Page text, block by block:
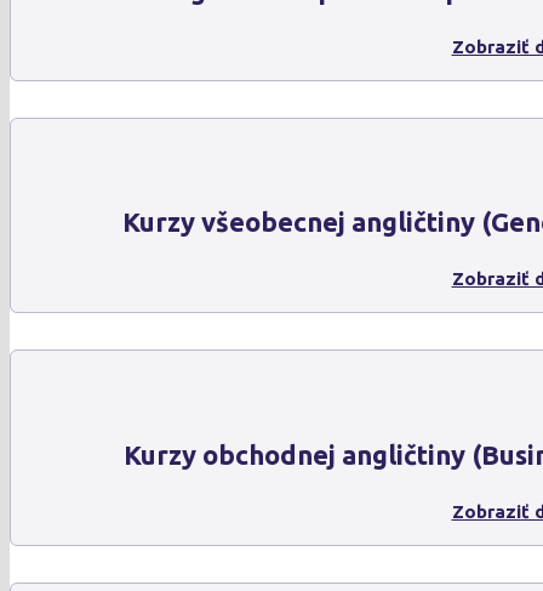
Zobraziť
Kurzy všeobecnej angličtiny
Zobraziť
Kurzy obchodnej angličtiny
Zobraziť